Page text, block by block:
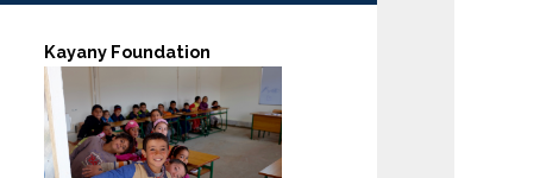
Kayany Foundation